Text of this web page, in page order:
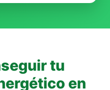
tu
en